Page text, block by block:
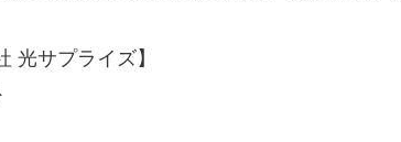
光サプライズ】